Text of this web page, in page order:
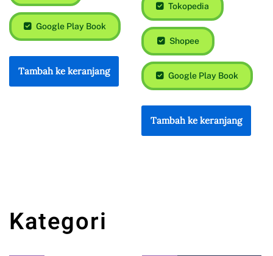
Google Play Book
Tambah ke keranjang
Tokopedia
Shopee
Google Play Book
Tambah ke keranjang
Kategori